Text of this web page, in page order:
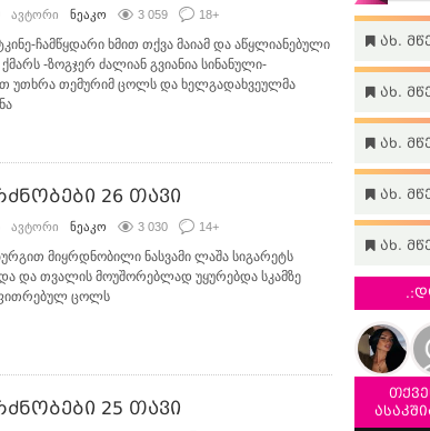
ავტორი ნეაკო 3 059 18+
ჩამწყდარი ხმით თქვა მაიამ და აწყლიანებული
-ზოგჯერ ძალიან გვიანია სინანული-
უთხრა თემურიმ ცოლს და ხელგადახვეულმა
26 თავი
ავტორი ნეაკო 3 030 14+
მიყრდნობილი ნასვამი ლაშა სიგარეტს
და თვალის მოუშორებლად უყურებდა სკამზე
ცოლს
25 თავი
ახ.
ახ.
ახ.
ახ.
ახ.